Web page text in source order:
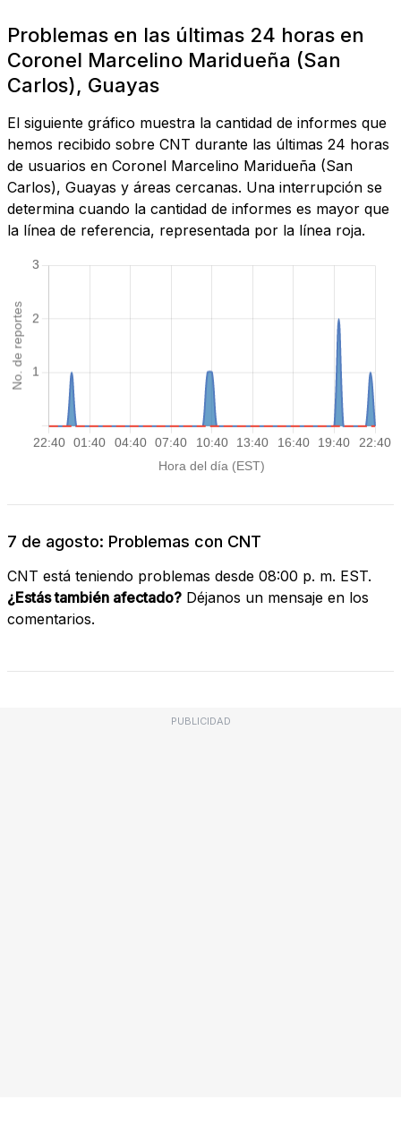
Problemas en las últimas 24 horas en
Coronel Marcelino Maridueña (San
Carlos), Guayas
El siguiente gráfico muestra la cantidad de informes que
hemos recibido sobre CNT durante las últimas 24 horas
de usuarios en Coronel Marcelino Maridueña (San
Carlos), Guayas y áreas cercanas. Una interrupción se
determina cuando la cantidad de informes es mayor que
la línea de referencia, representada por la línea roja.
7 de agosto: Problemas con CNT
CNT está teniendo problemas desde 08:00 p. m. EST.
¿Estás también afectado? Déjanos un mensaje en los
comentarios.
PUBLICIDAD